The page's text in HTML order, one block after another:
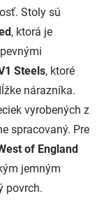
Stoly sú
, ktorá je
Steels, ktoré
nárazníka.
vyrobených z
spracovaný. Pre
of England
jemným
povrch.